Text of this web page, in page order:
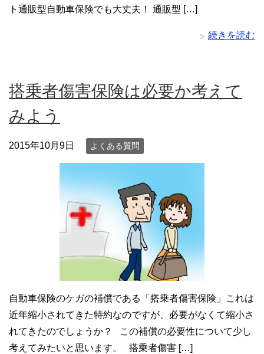
ト通販型自動車保険でも大丈夫！ 通販型 […]
続きを読む
搭乗者傷害保険は必要か考えて
みよう
2015年10月9日 よくある質問
自動車保険のケガの補償である「搭乗者傷害保険」これは
近年縮小されてきた特約なのですが、必要がなくて縮小さ
れてきたのでしょうか？ この補償の必要性について少し
考えてみたいと思います。 搭乗者傷害 […]